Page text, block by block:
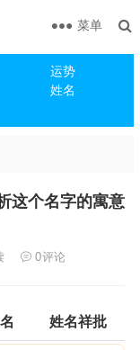
运势
姓名
菜单
这个名字的寓意
0评论
姓名祥批